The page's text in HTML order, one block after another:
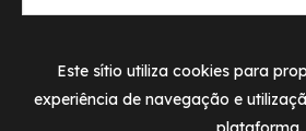
Footer
menu
MANUAL DE NORMAS - LOGO PNC
Este sítio utiliza cookies para
experiência de navegação e